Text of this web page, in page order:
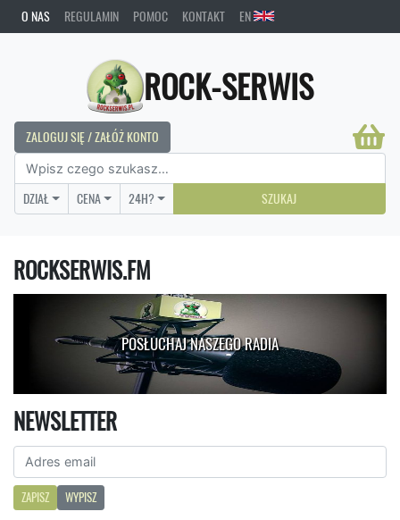
O NAS REGULAMIN POMOC KONTAKT EN
ROCK-SERWIS
ZALOGUJ SIĘ / ZAŁÓŻ KONTO
DZIAŁ CENA 24H? SZUKAJ
ROCKSERWIS.FM
POSŁUCHAJ NASZEGO RADIA
NEWSLETTER
ZAPISZ WYPISZ